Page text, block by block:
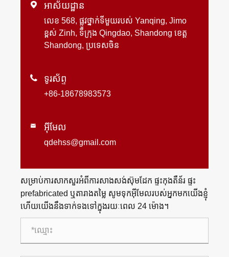
 អាស័យដ្ឋាន
លេខ 568, ផ្លូវថ្នាក់ទីមួយរបស់ Yanqing, Jimo
ខ្ពស់ Zinh, ទីក្រុង Qingdao, Shandong ខេត្ត
Shandong, ប្រទេសចិន
 ទូរស័ព្ទ
+86-18678983573
 អ៊ីមែល
qdehss@gmail.com
សម្រាប់ការសាកសួរអំពីការសាងសង់ស៊ុមដែក ផ្ទះកុងតឺន័រ ផ្ទះ
prefabricated ឬតារាងតម្លៃ សូមទុកអ៊ីមែលរបស់អ្នកមកយើងខ្ញុំ
ហើយយើងនឹងទាក់ទងទៅក្នុងរយៈពេល 24 ម៉ោង។